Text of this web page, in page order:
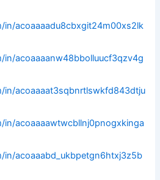
acoaaaadu8cbxgit24m00xs2lk
acoaaaanw48bbolluucf3qzv4g
in/acoaaaat3sqbnrtlswkfd843dtju
acoaaaawtwcbllnj0pnogxkinga
acoaaabd_ukbpetgn6htxj3z5b